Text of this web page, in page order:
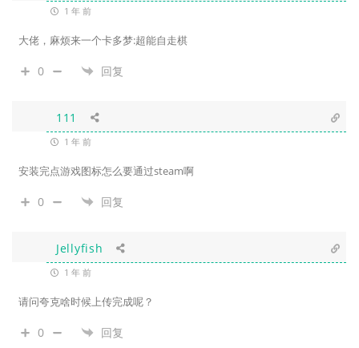
1 年 前
大佬，麻烦来一个卡多梦:超能自走棋
0 回复
111
1 年 前
安装完点游戏图标怎么要通过steam啊
0 回复
Jellyfish
1 年 前
请问夸克啥时候上传完成呢？
0 回复